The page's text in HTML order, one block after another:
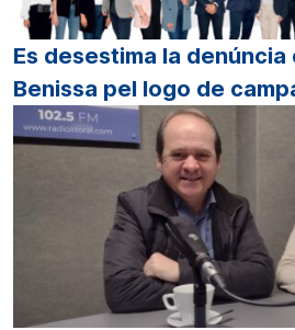
Es desestima la denúncia
Benissa pel logo de